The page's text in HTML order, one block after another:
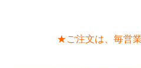
★ご注文は、毎営